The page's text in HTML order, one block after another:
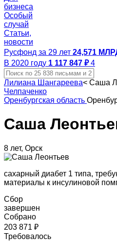
бизнеса
Особый
случай
Статьи,
новости
Русфонд за 29 лет 24,571
В 2020 году 1 117 847 ₽ 4
Лилиана Шангареева< Саша
Челпаченко
Оренбургская область
Саша
8 лет, Орск
сахарный диабет 1 типа,
материалы к инсулиновой
Сбор
завершен
Собрано
203 871 ₽
Требовалось